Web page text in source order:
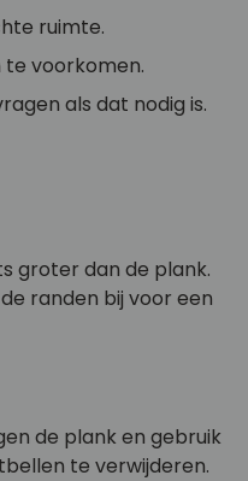
ruimte.
te voorkomen.
als dat nodig is.
groter dan de plank.
randen bij voor een
de plank en gebruik
te verwijderen.